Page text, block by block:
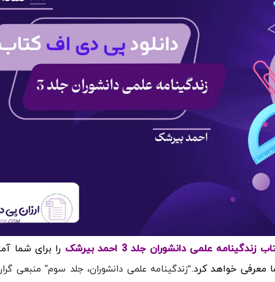
را برای شما
معرفی خواهد کرد.“زندگینامه علمی دانشوران، جلد سوم” منبعی